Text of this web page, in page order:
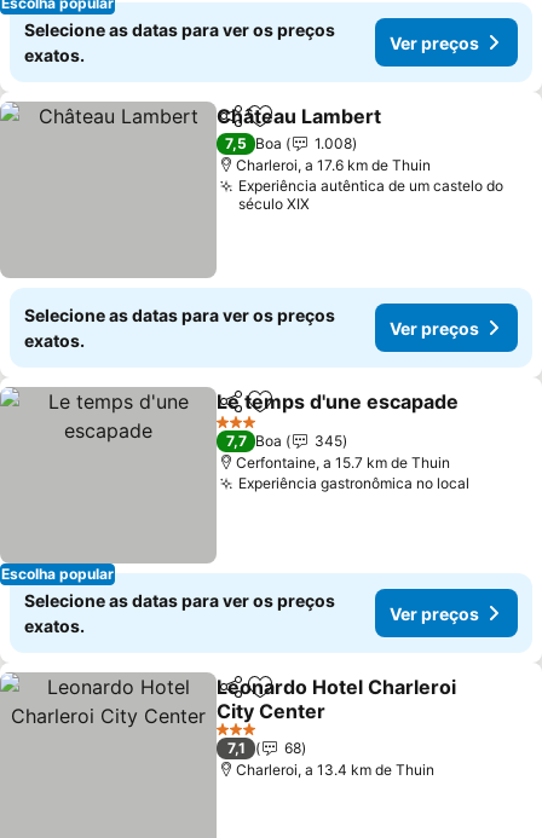
Selecione as datas para ver os preços
exatos.
Ver preços
PartilharAdicionar aos favoritos
Château Lambert
7,5 Boa
1.008
Charleroi, a 17.6 km de Thuin
Experiência autêntica de um castelo do
século XIX
Selecione as datas para ver os preços
exatos.
Ver preços
Escolha popular
PartilharAdicionar aos favoritos
Le temps d'une escapade
3 Estrelas
7,7 Boa
345
Cerfontaine, a 15.7 km de Thuin
Experiência gastronômica no local
Selecione as datas para ver os preços
exatos.
Ver preços
PartilharAdicionar aos favoritos
Leonardo Hotel Charleroi
City Center
3 Estrelas
7,1
68
Charleroi, a 13.4 km de Thuin